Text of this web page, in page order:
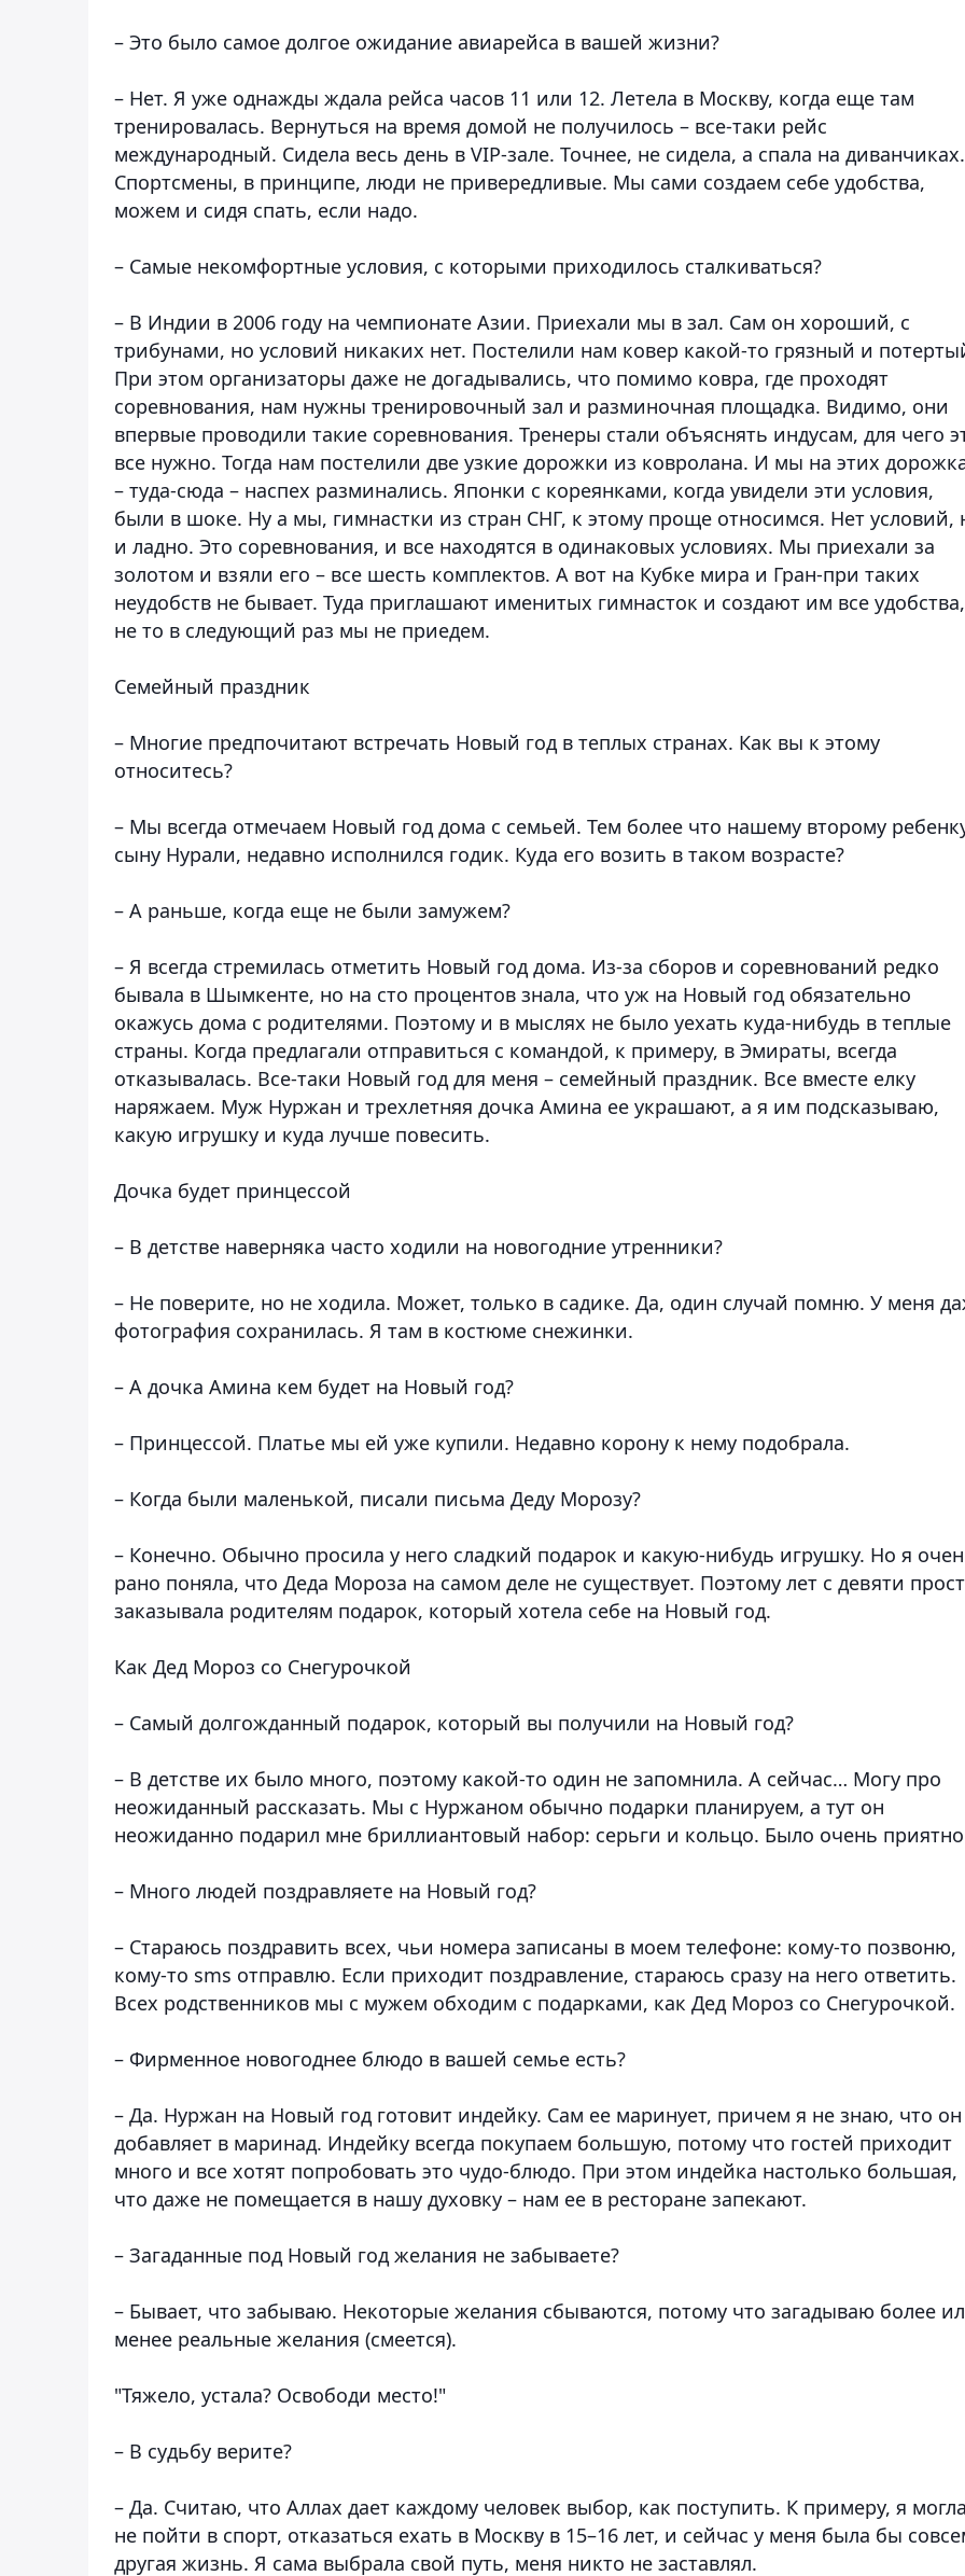
– Это было самое долгое ожидание авиарейса в вашей жизни?
– Нет. Я уже однажды ждала рейса часов 11 или 12. Летела в Москву, когда еще там
тренировалась. Вернуться на время домой не получилось – все-таки рейс
международный. Сидела весь день в VIP-зале. Точнее, не сидела, а спала на диванчиках.
Спортсмены, в принципе, люди не привередливые. Мы сами создаем себе удобства,
можем и сидя спать, если надо.
– Самые некомфортные условия, с которыми приходилось сталкиваться?
– В Индии в 2006 году на чемпионате Азии. Приехали мы в зал. Сам он хороший, с
трибунами, но условий никаких нет. Постелили нам ковер какой-то грязный и
При этом организаторы даже не догадывались, что помимо ковра, где проходят
соревнования, нам нужны тренировочный зал и разминочная площадка. Видимо, они
впервые проводили такие соревнования. Тренеры стали объяснять индусам, для чего
все нужно. Тогда нам постелили две узкие дорожки из ковролана. И мы на этих
– туда-сюда – наспех разминались. Японки с кореянками, когда увидели эти условия,
были в шоке. Ну а мы, гимнастки из стран СНГ, к этому проще относимся. Нет условий,
и ладно. Это соревнования, и все находятся в одинаковых условиях. Мы приехали за
золотом и взяли его – все шесть комплектов. А вот на Кубке мира и Гран-при таких
неудобств не бывает. Туда приглашают именитых гимнасток и создают им все удобства,
не то в следующий раз мы не приедем.
Семейный праздник
– Многие предпочитают встречать Новый год в теплых странах. Как вы к этому
относитесь?
– Мы всегда отмечаем Новый год дома с семьей. Тем более что нашему второму
сыну Нурали, недавно исполнился годик. Куда его возить в таком возрасте?
– А раньше, когда еще не были замужем?
– Я всегда стремилась отметить Новый год дома. Из-за сборов и соревнований редко
бывала в Шымкенте, но на сто процентов знала, что уж на Новый год обязательно
окажусь дома с родителями. Поэтому и в мыслях не было уехать куда-нибудь в теплые
страны. Когда предлагали отправиться с командой, к примеру, в Эмираты, всегда
отказывалась. Все-таки Новый год для меня – семейный праздник. Все вместе елку
наряжаем. Муж Нуржан и трехлетняя дочка Амина ее украшают, а я им подсказываю,
какую игрушку и куда лучше повесить.
Дочка будет принцессой
– В детстве наверняка часто ходили на новогодние утренники?
– Не поверите, но не ходила. Может, только в садике. Да, один случай помню. У меня
фотография сохранилась. Я там в костюме снежинки.
– А дочка Амина кем будет на Новый год?
– Принцессой. Платье мы ей уже купили. Недавно корону к нему подобрала.
– Когда были маленькой, писали письма Деду Морозу?
– Конечно. Обычно просила у него сладкий подарок и какую-нибудь игрушку. Но я
рано поняла, что Деда Мороза на самом деле не существует. Поэтому лет с девяти
заказывала родителям подарок, который хотела себе на Новый год.
Как Дед Мороз со Снегурочкой
– Самый долгожданный подарок, который вы получили на Новый год?
– В детстве их было много, поэтому какой-то один не запомнила. А сейчас… Могу про
неожиданный рассказать. Мы с Нуржаном обычно подарки планируем, а тут он
неожиданно подарил мне бриллиантовый набор: серьги и кольцо. Было очень
– Много людей поздравляете на Новый год?
– Стараюсь поздравить всех, чьи номера записаны в моем телефоне: кому-то позвоню,
кому-то sms отправлю. Если приходит поздравление, стараюсь сразу на него ответить.
Всех родственников мы с мужем обходим с подарками, как Дед Мороз со Снегурочкой.
– Фирменное новогоднее блюдо в вашей семье есть?
– Да. Нуржан на Новый год готовит индейку. Сам ее маринует, причем я не знаю, что он
добавляет в маринад. Индейку всегда покупаем большую, потому что гостей приходит
много и все хотят попробовать это чудо-блюдо. При этом индейка настолько большая,
что даже не помещается в нашу духовку – нам ее в ресторане запекают.
– Загаданные под Новый год желания не забываете?
– Бывает, что забываю. Некоторые желания сбываются, потому что загадываю более
менее реальные желания (смеется).
"Тяжело, устала? Освободи место!"
– В судьбу верите?
– Да. Считаю, что Аллах дает каждому человек выбор, как поступить. К примеру, я
не пойти в спорт, отказаться ехать в Москву в 15–16 лет, и сейчас у меня была бы
другая жизнь. Я сама выбрала свой путь, меня никто не заставлял.